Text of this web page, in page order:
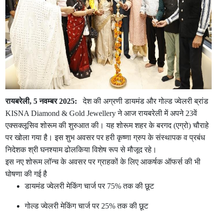
रायबरेली, 5 नवम्बर 2025:देश की अग्रणी डायमंड और गोल्ड ज्वेलरी ब्रांड
KISNA Diamond & Gold Jewellery ने आज रायबरेली में अपने 23वें
एक्सक्लूसिव शोरूम की शुरुआत की। यह शोरूम शहर के बरगद (एग्रो) चौराहे
पर खोला गया है। इस शुभ अवसर पर हरी कृष्णा ग्रुप के संस्थापक व प्रबंध
निदेशक श्री घनश्याम ढोलकिया विशेष रूप से मौजूद रहे।
इस नए शोरूम लॉन्च के अवसर पर ग्राहकों के लिए आकर्षक ऑफर्स की भी
घोषणा की गई है
डायमंड ज्वेलरी मेकिंग चार्ज पर 75% तक की छूट
गोल्ड ज्वेलरी मेकिंग चार्ज पर 25% तक की छूट